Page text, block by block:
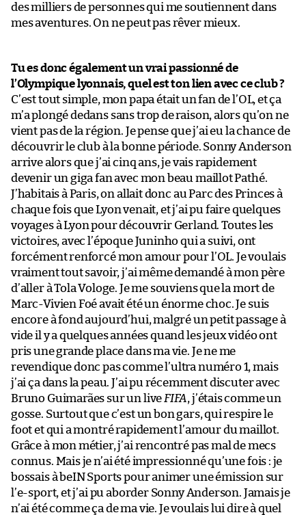
des milliers de personnes qui me soutiennent dans
mes aventures. On ne peut pas rêver mieux.
Tu es donc également un vrai passionné de
l’Olympique lyonnais, quel est ton lien avec ce club ?
C’est tout simple, mon papa était un fan de l’OL, et ça
m’a plongé dedans sans trop de raison, alors qu’on ne
vient pas de la région. Je pense que j’ai eu la chance de
découvrir le club à la bonne période. Sonny Anderson
arrive alors que j’ai cinq ans, je vais rapidement
devenir un giga fan avec mon beau maillot Pathé.
J’habitais à Paris, on allait donc au Parc des Princes à
chaque fois que Lyon venait, et j’ai pu faire quelques
voyages à Lyon pour découvrir Gerland. Toutes les
victoires, avec l’époque Juninho qui a suivi, ont
forcément renforcé mon amour pour l’OL. Je voulais
vraiment tout savoir, j’ai même demandé à mon père
d’aller à Tola Vologe. Je me souviens que la mort de
Marc-Vivien Foé avait été un énorme choc. Je suis
encore à fond aujourd’hui, malgré un petit passage à
vide il y a quelques années quand les jeux vidéo ont
pris une grande place dans ma vie. Je ne me
revendique donc pas comme l’ultra numéro 1, mais
j’ai ça dans la peau. J’ai pu récemment discuter avec
Bruno Guimarães sur un live FIFA, j’étais comme un
gosse. Surtout que c’est un bon gars, qui respire le
foot et qui a montré rapidement l’amour du maillot.
Grâce à mon métier, j’ai rencontré pas mal de mecs
connus. Mais je n’ai été impressionné qu’une fois : je
bossais à beIN Sports pour animer une émission sur
l’e-sport, et j’ai pu aborder Sonny Anderson. Jamais je
n’ai été comme ça de ma vie. Je voulais lui dire à quel